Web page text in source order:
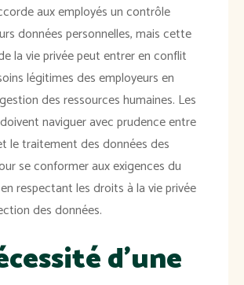
aux employés un contrôle
données personnelles, mais cette
la vie privée peut entrer en conflit
légitimes des employeurs en
des ressources humaines. Les
naviguer avec prudence entre
le traitement des données des
se conformer aux exigences du
respectant les droits à la vie privée
des données.
d'une